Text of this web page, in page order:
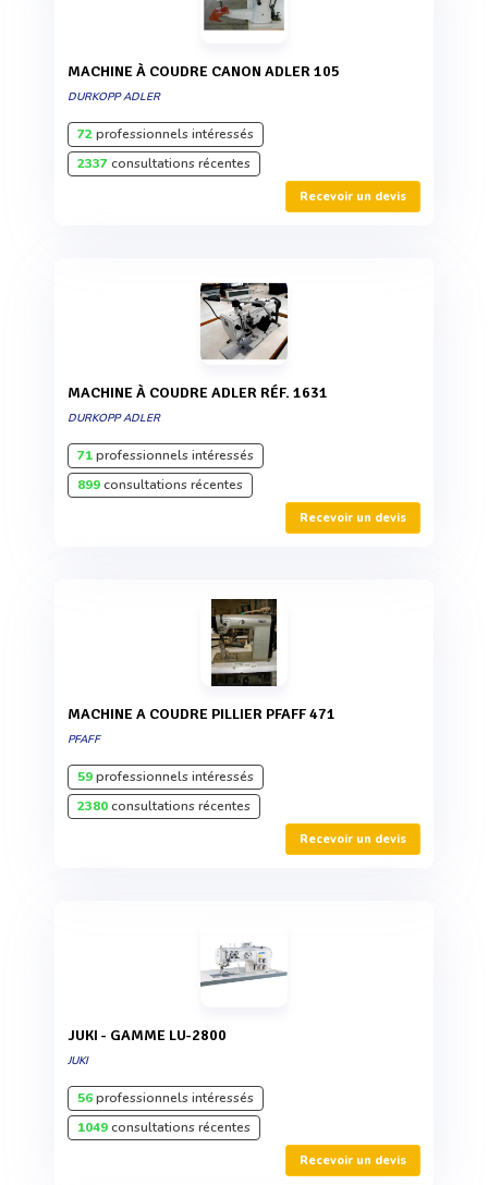
MACHINE À COUDRE CANON ADLER 105
DURKOPP ADLER
72professionnels intéressés
2337consultations récentes
Recevoir un devis
MACHINE À COUDRE ADLER RÉF. 1631
DURKOPP ADLER
71professionnels intéressés
899consultations récentes
Recevoir un devis
MACHINE A COUDRE PILLIER PFAFF 471
PFAFF
59professionnels intéressés
2380consultations récentes
Recevoir un devis
JUKI - GAMME LU-2800
JUKI
56professionnels intéressés
1049consultations récentes
Recevoir un devis